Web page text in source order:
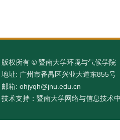
版权所有 © 暨南大学环境与气候学院
地址: 广州市番禺区兴业大道东855号
邮箱: ohjyqh@jnu.edu.cn
技术支持：暨南大学网络与信息技术